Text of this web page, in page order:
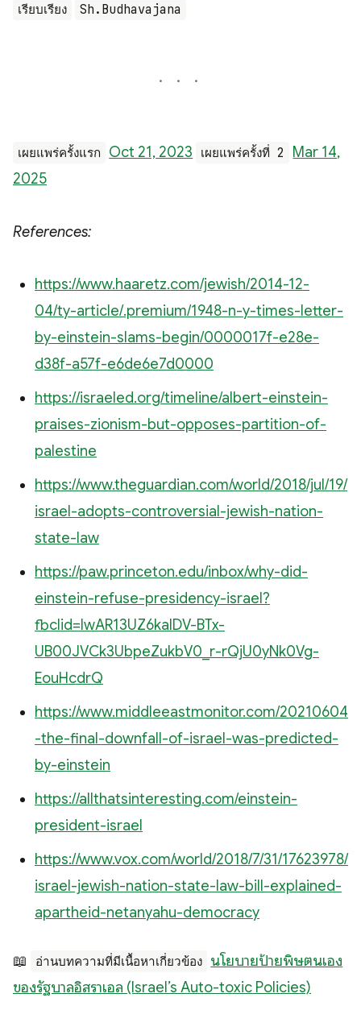
เรียบเรียง Sh.Budhavajana
เผยแพร่ครั้งแรก Oct 21, 2023 เผยแพร่ครั้งที่ 2
Mar 14,
2025
References:
https://www.haaretz.com/jewish/2014-12-
04/ty-article/.premium/1948-n-y-times-letter-
by-einstein-slams-begin/0000017f-e28e-
d38f-a57f-e6de6e7d0000
https://israeled.org/timeline/albert-einstein-
praises-zionism-but-opposes-partition-of-
palestine
https://www.theguardian.com/world/2018/jul/19/
israel-adopts-controversial-jewish-nation-
state-law
https://paw.princeton.edu/inbox/why-did-
einstein-refuse-presidency-israel?
fbclid=IwAR13UZ6kaIDV-BTx-
UB00JVCk3UbpeZukbV0_r-rQjU0yNk0Vg-
EouHcdrQ
https://www.middleeastmonitor.com/20210604
-the-final-downfall-of-israel-was-predicted-
by-einstein
https://allthatsinteresting.com/einstein-
president-israel
https://www.vox.com/world/2018/7/31/17623978/
israel-jewish-nation-state-law-bill-explained-
apartheid-netanyahu-democracy
📖 อ่านบทความที่มีเนื้อหาเกี่ยวข้อง นโยบายป้ายพิษตนเอง
ของรัฐบาลอิสราเอล (Israel’s Auto-toxic Policies)